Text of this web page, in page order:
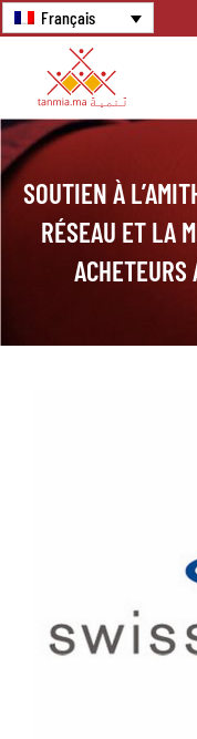
Français
SOUTIEN À
RÉSEAU ET LA
ACHETEURS